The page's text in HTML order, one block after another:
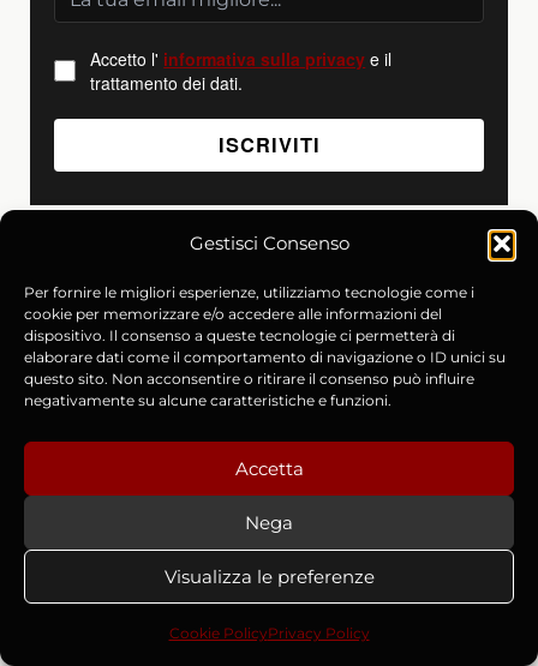
Gestisci Consenso
Per fornire le migliori esperienze, utilizziamo tecnologie come i
cookie per memorizzare e/o accedere alle informazioni del
dispositivo. Il consenso a queste tecnologie ci permetterà di
elaborare dati come il comportamento di navigazione o ID unici su
questo sito. Non acconsentire o ritirare il consenso può influire
negativamente su alcune caratteristiche e funzioni.
Accetta
Nega
Visualizza le preferenze
Cookie PolicyPrivacy Policy
Accetto l' informativa sulla privacy e il
trattamento dei dati.
Podcast
Leggende Affilate
Decidi TU l'Episodio!
Storia della Magia
Libri
Cronache di Spada e Malora